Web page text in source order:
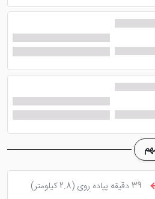
آریان نور
در محوطه هتل قرار گرفته است و
اطراف به چشم می کشد. شما می
همراه خانواده به این رستوران
در کناره منظره زیبا لذت ببرید.
بسیار کامل و بی نظیر تعریف
هتل می توانید از چایخانه سنتی،
اتاق بازی، بازی ویدئویی، تاکسی
کنید. همچنین امکاناتی مانند
اضطراری، مینی بار با هزینه، پارکینگ
39 دقیقه پیاده روی
(2.8 کیلومتر)